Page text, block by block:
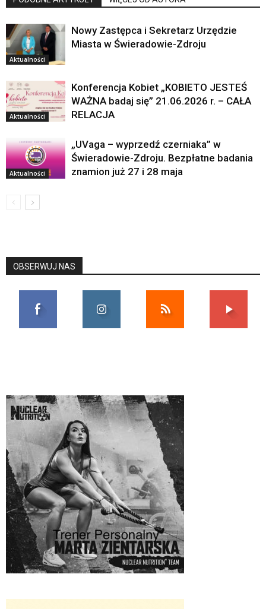
Aktualności
Nowy Zastępca i Sekretarz Urzędzie
Miasta w Świeradowie-Zdroju
Aktualności
Konferencja Kobiet „KOBIETO JESTEŚ
WAŻNA badaj się” 21.06.2026 r. – CAŁA
RELACJA
Aktualności
„UVaga – wyprzedź czerniaka” w
Świeradowie-Zdroju. Bezpłatne badania
znamion już 27 i 28 maja
OBSERWUJ NAS